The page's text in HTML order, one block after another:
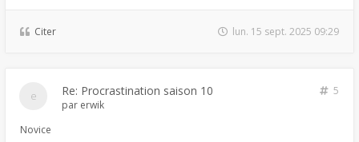
Citer lun. 15 sept. 2025 09:29
Re: Procrastination saison 10
5
par erwik
Novice